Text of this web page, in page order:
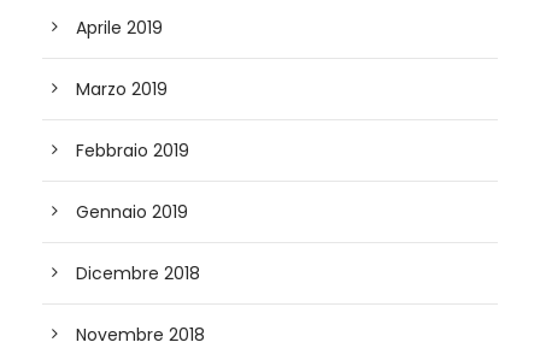
Aprile 2019
Marzo 2019
Febbraio 2019
Gennaio 2019
Dicembre 2018
Novembre 2018